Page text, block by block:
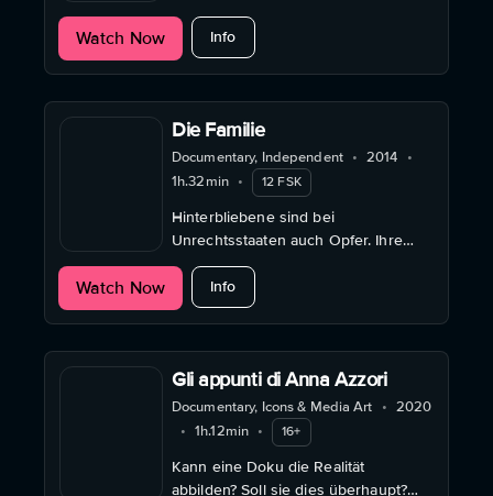
Auseinandersetzungen mit der
Staatsmacht geprägt.
Watch Now Infoabout Aus dem Abseits
Die Familie
Documentary, Independent • 2014
•
1h.32min • 12 FSK
Hinterbliebene sind bei
Unrechtsstaaten auch Opfer. Ihre
eindrücklichen Zeugnisse finden in
dieser einfühlsamen Doku Raum.
Watch Now Infoabout Die Familie
Gli appunti di Anna Azzori
Documentary, Icons & Media Art • 2020
• 1h.12min • 16+
Kann eine Doku die Realität
abbilden? Soll sie dies überhaupt?